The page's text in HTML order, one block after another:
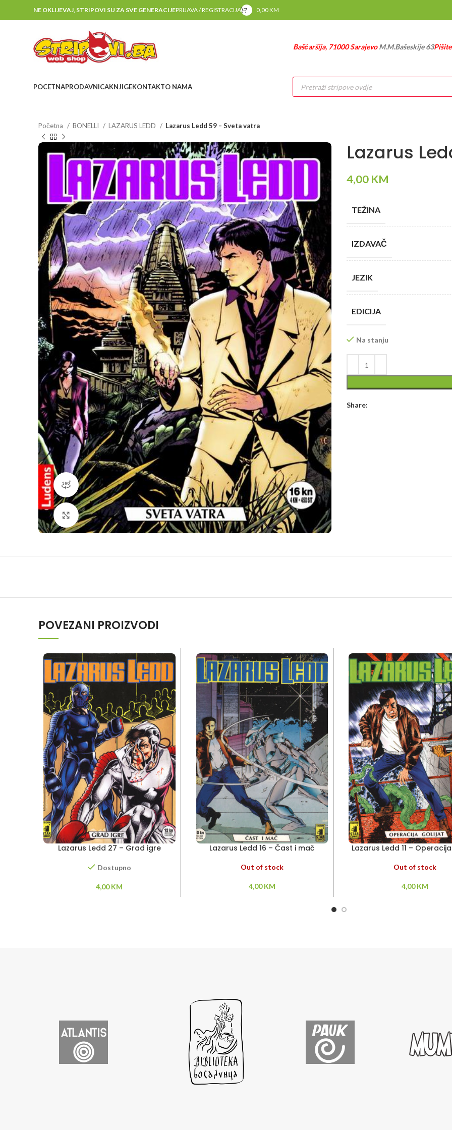
NE OKLIJEVAJ, STRIPOVI SU ZA SVE GENERACIJEPRIJAVA / REGISTRACIJA 0,00KM
Baščaršija, 71000 SarajevoM.M.Bašeskije 63
POCETNAPRODAVNICAKNJIGEKONTAKTO NAMA
Products
search
Početna BONELLI LAZARUS LEDD Lazarus Ledd 59 – Sveta vatra
360 product view
Klikni da povečaš
Lazarus
4,00 KM
TEŽINA
IZDAVAČ
JEZIK
EDICIJA
Na stanju
Share:
POVEZANI PROIZVODI
Lazarus Ledd 27 – Grad igre
Dostupno
4,00KM
Lazarus Ledd 16 – Čast i mač
Out of stock
4,00KM
Lazarus Ledd 11 –
Out of stock
4,00KM